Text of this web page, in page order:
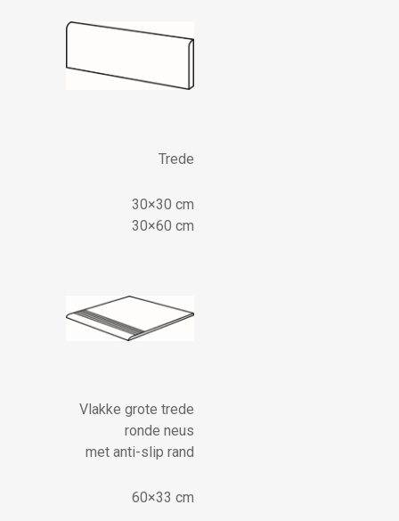
Trede
30×30 cm
30×60 cm
Vlakke grote trede
ronde neus
met anti-slip rand
60×33 cm